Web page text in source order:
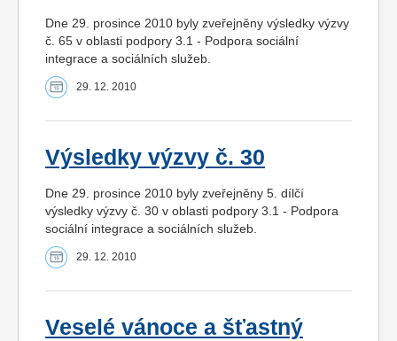
Dne 29. prosince 2010 byly zveřejněny výsledky výzvy
č. 65 v oblasti podpory 3.1 - Podpora sociální
integrace a sociálních služeb.
29. 12. 2010
Výsledky výzvy č. 30
Dne 29. prosince 2010 byly zveřejněny 5. dílčí
výsledky výzvy č. 30 v oblasti podpory 3.1 - Podpora
sociální integrace a sociálních služeb.
29. 12. 2010
Veselé vánoce a šťastný